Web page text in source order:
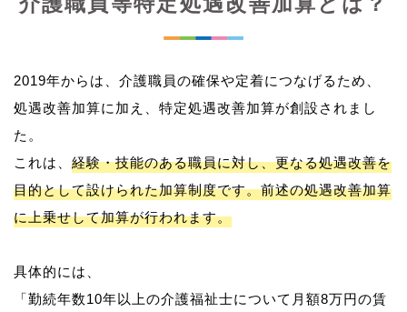
2019年からは、介護職員の確保や定着につなげるため、
処遇改善加算に加え、特定処遇改善加算が創設されまし
た。
これは、 経験・技能のある職員に対し、更なる処遇改善を
目的として設けられた加算制度です。前述の処遇改善加算
に上乗せして加算が行われます。
具体的には、
「勤続年数10年以上の介護福祉士について月額8万円の賃